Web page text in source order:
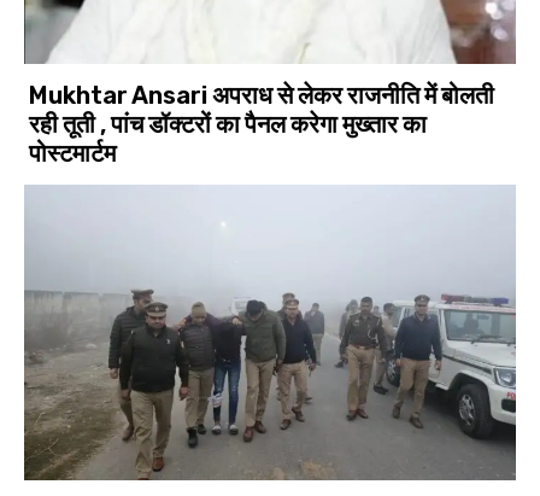
Mukhtar Ansari अपराध से लेकर राजनीति में बोलती
रही तूती , पांच डॉक्टरों का पैनल करेगा मुख्तार का
पोस्टमार्टम